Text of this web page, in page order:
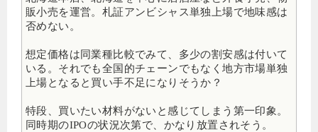
販小売を運営。札証アンビシャス単独上場で地味感は
否めない。
想定価格は同業種比較でみて、多少の割安感は付いて
いる。それでも全国的チェーンでもなく地方市場単独
上場となると買い手不足になりそうか？
特段、買いたい材料がないと感じてしまう第一印象。
同時期のIPOの状況次第で、かなり放置されそう。